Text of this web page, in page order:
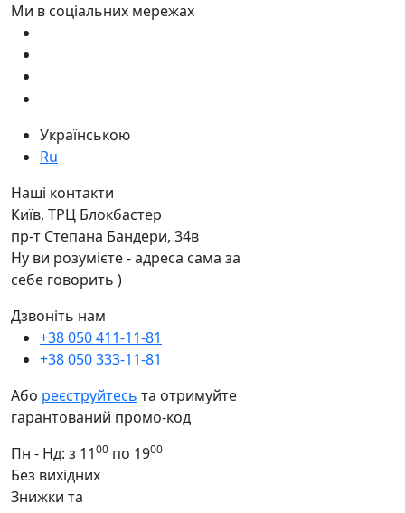
Ми в соціальних мережах
Українською
Ru
Наші контакти
Київ, ТРЦ Блокбастер
пр-т Степана Бандери, 34в
Ну ви розумієте - адреса сама за
себе говорить )
Дзвоніть нам
+38 050 411-11-81
+38 050 333-11-81
Або реєструйтесь та отримуйте
гарантований промо-код
Пн - Нд: з 1100 по 1900
Без вихідних
Знижки та